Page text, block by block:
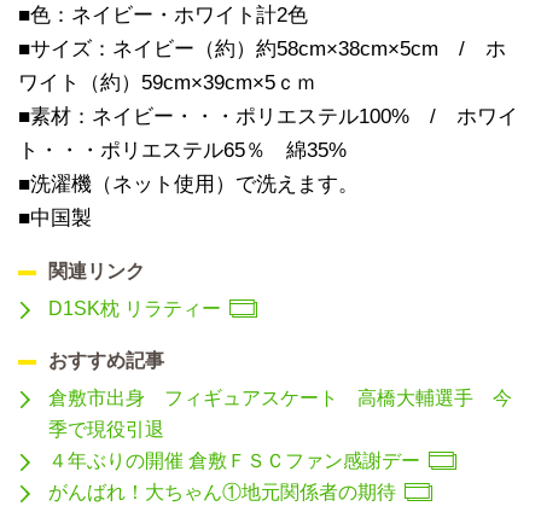
■色：ネイビー・ホワイト計2色
■サイズ：ネイビー（約）約58cm×38cm×5cm / ホ
ワイト（約）59cm×39cm×5ｃｍ
■素材：ネイビー・・・ポリエステル100% / ホワイ
ト・・・ポリエステル65％ 綿35%
■洗濯機（ネット使用）で洗えます。
■中国製
関連リンク
D1SK枕 リラティー
おすすめ記事
倉敷市出身 フィギュアスケート 高橋大輔選手 今
季で現役引退
４年ぶりの開催 倉敷ＦＳＣファン感謝デー
がんばれ！大ちゃん①地元関係者の期待